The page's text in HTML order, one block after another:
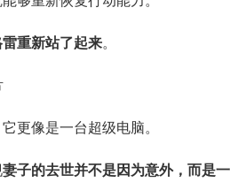
重新站了起来。
更像是一台超级电脑。
妻子的去世并不是因为意外，而是一